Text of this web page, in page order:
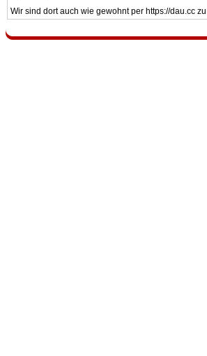
Wir sind dort auch wie gewohnt per https://dau.cc